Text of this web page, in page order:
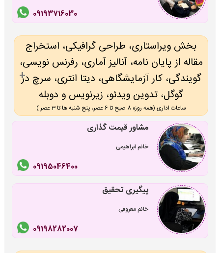
09193716030
بخش ویراستاری، طراحی گرافیکی، استخراج
مقاله از پایان نامه، آنالیز آماری، رفرنس نویسی،
گویندگی، کار آزمایشگاهی، دیتا انتری، سرچ در
گوگل، تدوین ویدئو، زیرنویس و دوبله
ساعات اداری (همه روزه 8 صبح تا 6 عصر، پنج شنبه ها تا 3 عصر )
مشاور قیمت گذاری
خانم ابراهیمی
09195046400
پیگیری تحقیق
خانم معروفی
09198282007